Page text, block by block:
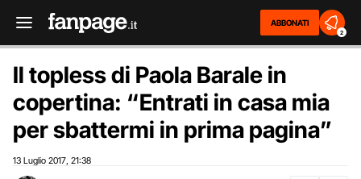
ABBONATI
2
Il topless di Paola Barale in
copertina: “Entrati in casa mia
per sbattermi in prima pagina”
13 Luglio 2017 21:38